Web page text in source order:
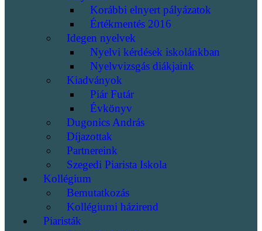
Korábbi elnyert pályázatok
Értékmentés 2016
Idegen nyelvek
Nyelvi kérdések iskolánkban
Nyelvvizsgás diákjaink
Kiadványok
Piár Futár
Évkönyv
Dugonics András
Díjazottak
Partnereink
Szegedi Piarista Iskola
Kollégium
Bemutatkozás
Kollégiumi házirend
Piaristák